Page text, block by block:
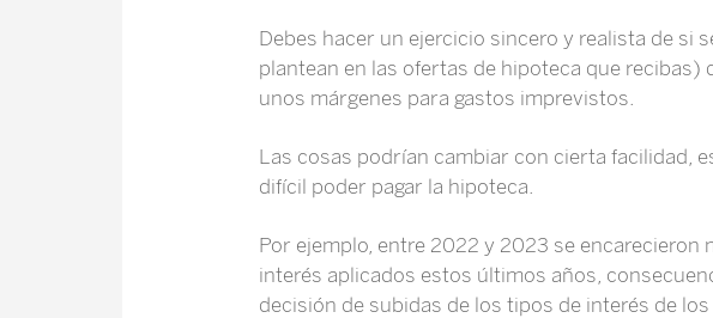
Debes hacer un ejercicio sincero y realista de si
plantean en las ofertas de hipoteca que
unos márgenes para gastos imprevistos.
Las cosas podrían cambiar con cierta facilidad,
difícil poder pagar la hipoteca.
Por ejemplo, entre 2022 y 2023 se
interés aplicados estos últimos años,
decisión de subidas de los tipos de interés de